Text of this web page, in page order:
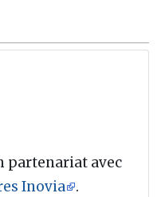
partenariat avec
Inovia .